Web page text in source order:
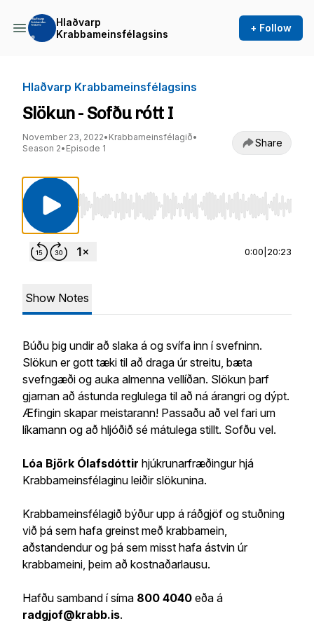
Hlaðvarp
Krabbameinsfélagsins
+ Follow
Hlaðvarp Krabbameinsfélagsins
Slökun - Sofðu rótt I
November 23, 2022• Krabbameinsfélagið•
Season 2• Episode 1 Share
Use Left/Right to seek, Home/End to jump
0:00 20:23
Show Notes
Búðu þig undir að slaka á og svífa inn í svefninn.
Slökun er gott tæki til að draga úr streitu, bæta
svefngæði og auka almenna vellíðan. Slökun þarf
gjarnan að ástunda reglulega til að ná árangri og dýpt.
Æfingin skapar meistarann! Passaðu að vel fari um
líkamann og að hljóðið sé mátulega stillt. Sofðu vel.
Lóa Björk Ólafsdóttir hjúkrunarfræðingur hjá
Krabbameinsfélaginu leiðir slökunina.
Krabbameinsfélagið býður upp á ráðgjöf og stuðning
við þá sem hafa greinst með krabbamein,
aðstandendur og þá sem misst hafa ástvin úr
krabbameini, þeim að kostnaðarlausu.
Hafðu samband í síma 800 4040 eða á
radgjof@krabb.is.